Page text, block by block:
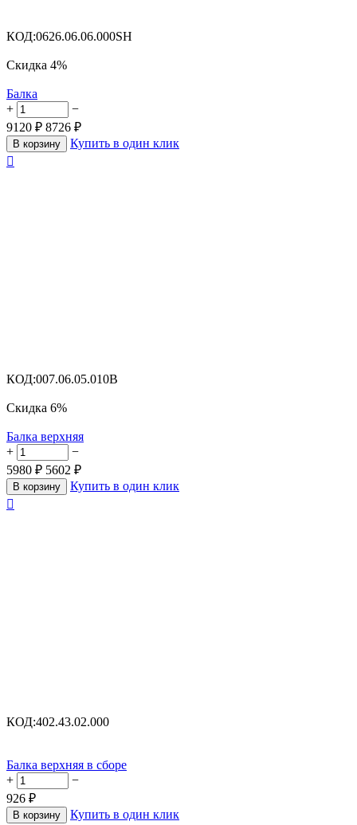
КОД:0626.06.06.000SH
Скидка 4%
Балка
+
−
9120 ₽ 8726 ₽
В корзину
Купить в один клик

КОД:007.06.05.010B
Скидка 6%
Балка верхняя
+
−
5980 ₽ 5602 ₽
В корзину
Купить в один клик

КОД:402.43.02.000
Балка верхняя в сборе
+
−
926 ₽
В корзину
Купить в один клик